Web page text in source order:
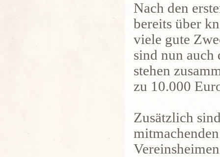
Nach den
bereits über
viele gute
sind nun auch
stehen
zu 10.000
Zusätzlich